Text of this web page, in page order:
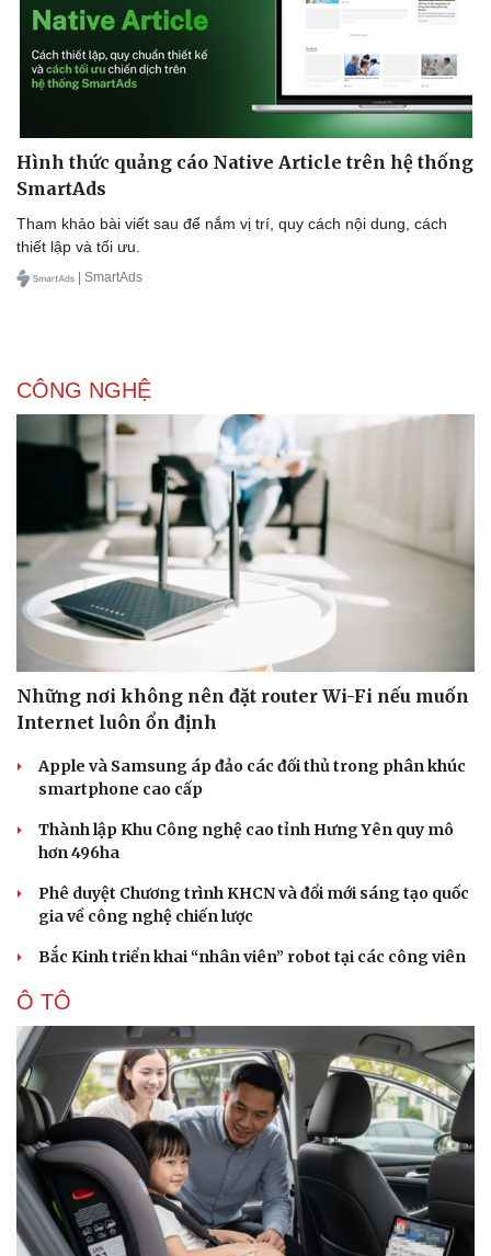
Sức khỏe
Dinh dưỡng - món ngon
Đời sống
Nhà đẹp
Hình thức quảng cáo Native Article trên hệ thống
SmartAds
Tham khảo bài viết sau để nắm vị trí, quy cách nội dung, cách
thiết lập và tối ưu.
| SmartAds
CÔNG NGHỆ
Những nơi không nên đặt router Wi-Fi nếu muốn
Internet luôn ổn định
Apple và Samsung áp đảo các đối thủ trong phân khúc
smartphone cao cấp
Thành lập Khu Công nghệ cao tỉnh Hưng Yên quy mô
hơn 496ha
Phê duyệt Chương trình KHCN và đổi mới sáng tạo quốc
gia về công nghệ chiến lược
Bắc Kinh triển khai “nhân viên” robot tại các công viên
Ô TÔ